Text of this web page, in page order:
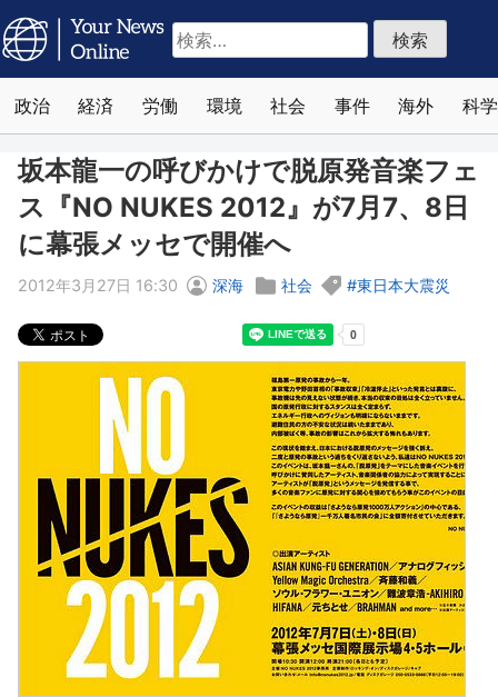
検
索:
政治 経済 労働 環境 社会 事件 海外 科学
坂本龍一の呼びかけで脱原発音楽フェ
ス『NO NUKES 2012』が7月7、8日
に幕張メッセで開催へ
2012年3月27日 16:30 深海 社会 東日本大震災